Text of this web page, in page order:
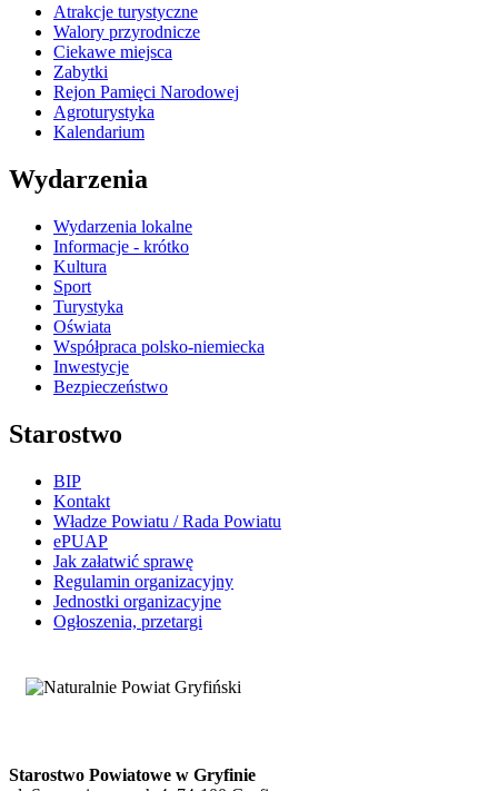
Atrakcje turystyczne
Walory przyrodnicze
Ciekawe miejsca
Zabytki
Rejon Pamięci Narodowej
Agroturystyka
Kalendarium
Wydarzenia
Wydarzenia lokalne
Informacje - krótko
Kultura
Sport
Turystyka
Oświata
Współpraca polsko-niemiecka
Inwestycje
Bezpieczeństwo
Starostwo
BIP
Kontakt
Władze Powiatu / Rada Powiatu
ePUAP
Jak załatwić sprawę
Regulamin organizacyjny
Jednostki organizacyjne
Ogłoszenia, przetargi
Starostwo Powiatowe w Gryfinie